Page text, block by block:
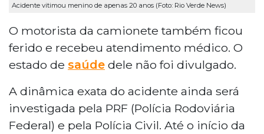
Acidente vitimou menino de apenas 20 anos (Foto: Rio Verde News)
O motorista da camionete também ficou
ferido e recebeu atendimento médico. O
estado de saúde dele não foi divulgado.
A dinâmica exata do acidente ainda será
investigada pela PRF (Polícia Rodoviária
Federal) e pela Polícia Civil. Até o início da